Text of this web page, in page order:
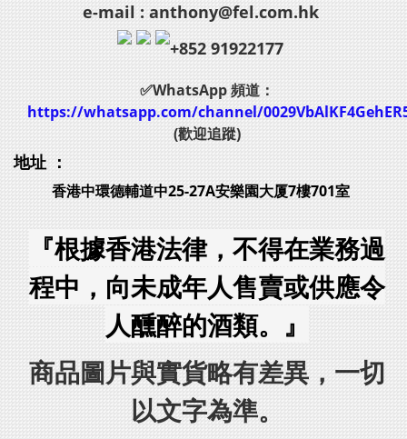
e-mail : anthony@fel.com.hk
+852 91922177
✅WhatsApp 頻道：
https://whatsapp.com/channel/
(歡迎追蹤)
地址 ：
香港中環德輔道中25-27A安樂園大厦7樓701室
『根據香港法律，不得在業務過
程中，向未成年人售賣或供應令
人醺醉的酒類。』
商品圖片與實貨略有差異，一切
以文字為準。